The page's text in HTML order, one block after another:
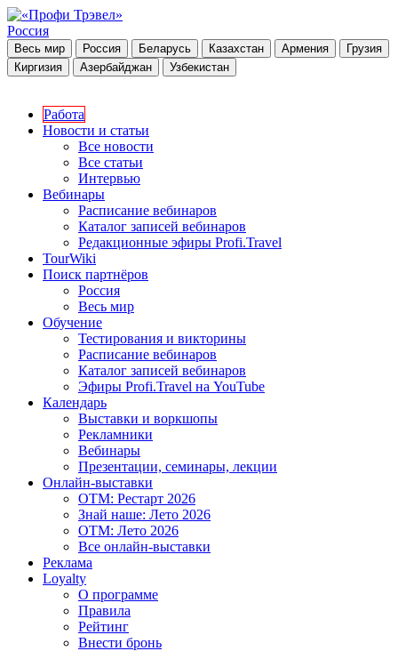
Россия
Весь мир Россия Беларусь Казахстан Армения
Грузия
Киргизия
Азербайджан Узбекистан
Работа
Новости и статьи
Все новости
Все статьи
Интервью
Вебинары
Расписание вебинаров
Каталог записей вебинаров
Редакционные эфиры Profi.Travel
TourWiki
Поиск партнёров
Россия
Весь мир
Обучение
Тестирования и викторины
Расписание вебинаров
Каталог записей вебинаров
Эфиры Profi.Travel на YouTube
Календарь
Выставки и воркшопы
Рекламники
Вебинары
Презентации, семинары, лекции
Онлайн-выставки
OTM: Рестарт 2026
Знай наше: Лето 2026
OTM: Лето 2026
Все онлайн-выставки
Реклама
Loyalty
О программе
Правила
Рейтинг
Внести бронь